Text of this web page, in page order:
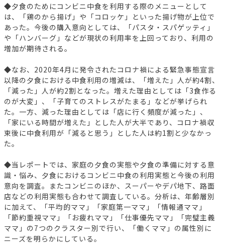
◆夕食のためにコンビニ中食を利用する際のメニューとして
は、「鶏のから揚げ」や「コロッケ」といった揚げ物が上位で
あった。今後の購入意向としては、「パスタ・スパゲッティ」
や「ハンバーグ」などが現状の利用率を上回っており、利用の
増加が期待される。
◆なお、2020年4月に発令されたコロナ禍による緊急事態宣言
以降の夕食における中食利用の増減は、「増えた」人が約4割、
「減った」人が約2割となった。増えた理由としては「3食作る
のが大変」、「子育てのストレスがたまる」などが挙げられ
た。一方、減った理由としては「店に行く頻度が減った」、
「家にいる時間が増えた」とした人が大半であり、コロナ禍収
束後に中食利用が「減ると思う」とした人は約1割と少なかっ
た。
◆当レポートでは、家庭の夕食の実態や夕食の準備に対する意
識・悩み、夕食におけるコンビニ中食の利用実態と今後の利用
意向を調査。またコンビニのほか、スーパーやデパ地下、路面
店などの利用実態も合わせて調査している。分析は、年齢層別
に加えて、「平均的ママ」「家庭第一ママ」「情報通ママ」
「節約重視ママ」「お疲れママ」「仕事優先ママ」「完璧主義
ママ」の7つのクラスター別で行い、「働くママ」の属性別に
ニーズを明らかにしている。